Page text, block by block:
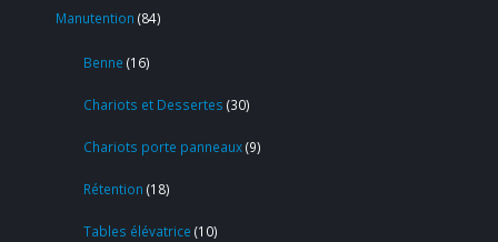
Manutention 84
Benne 16
Chariots et Dessertes 30
Chariots porte panneaux 9
Rétention 18
Tables élévatrice 10